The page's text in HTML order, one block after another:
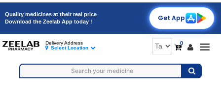
Quality medicines at their real price
Download the Zeelab App today !
Get App
0
Delivery Address
Select Location